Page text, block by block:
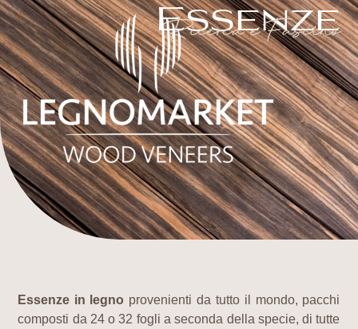
Essenze
Ricerca e Fascino
Essenze in legno provenienti da tutto il mondo, pacchi
composti da 24 o 32 fogli a seconda della specie, di tutte